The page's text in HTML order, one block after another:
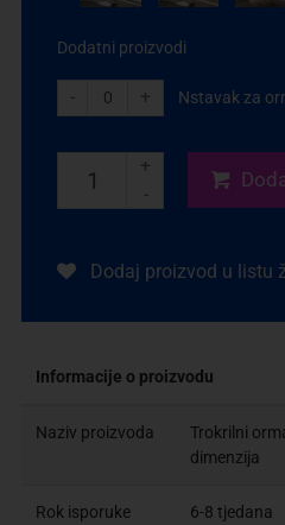
Dodatni proizvodi
- + Nstavak za
+
-
Dodaj proizvod u listu
Informacije o proizvodu
Naziv proizvoda
Trokrilni
dimenzija
Rok isporuke 6-8 tjedana